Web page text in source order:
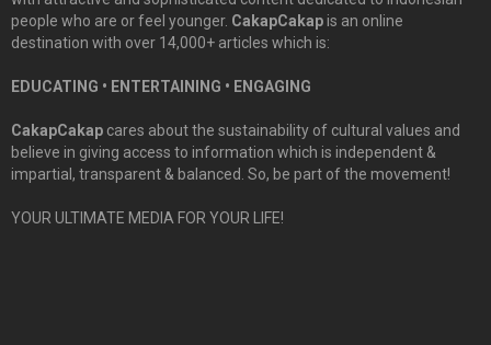
people who are or feel younger. CakapCakapis an online
destination with over 14,000+ articles which is:
EDUCATING • ENTERTAINING • ENGAGING
CakapCakap cares about the sustainability of cultural values and
believe in giving access to information which is independent &
impartial, transparent & balanced. So, be part of the movement!
YOUR ULTIMATE MEDIA FOR YOUR LIFE!